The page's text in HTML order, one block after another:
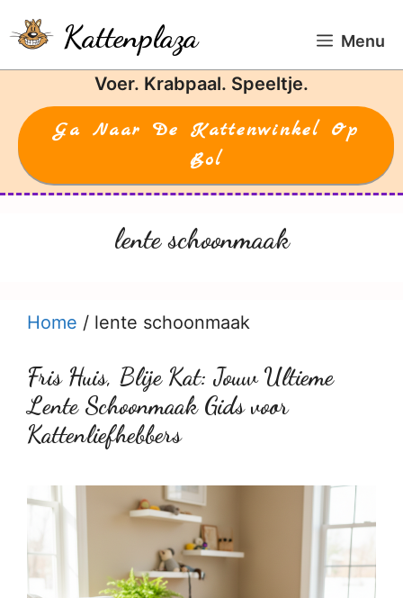
naar
de
Kattenplaza Menu
Voer. Krabpaal. Speeltje.
Ga Naar De Kattenwinkel Op
Bol
lente schoonmaak
Home / lente schoonmaak
Fris Huis, Blije Kat: Jouw Ultieme
Lente Schoonmaak Gids voor
Kattenliefhebbers